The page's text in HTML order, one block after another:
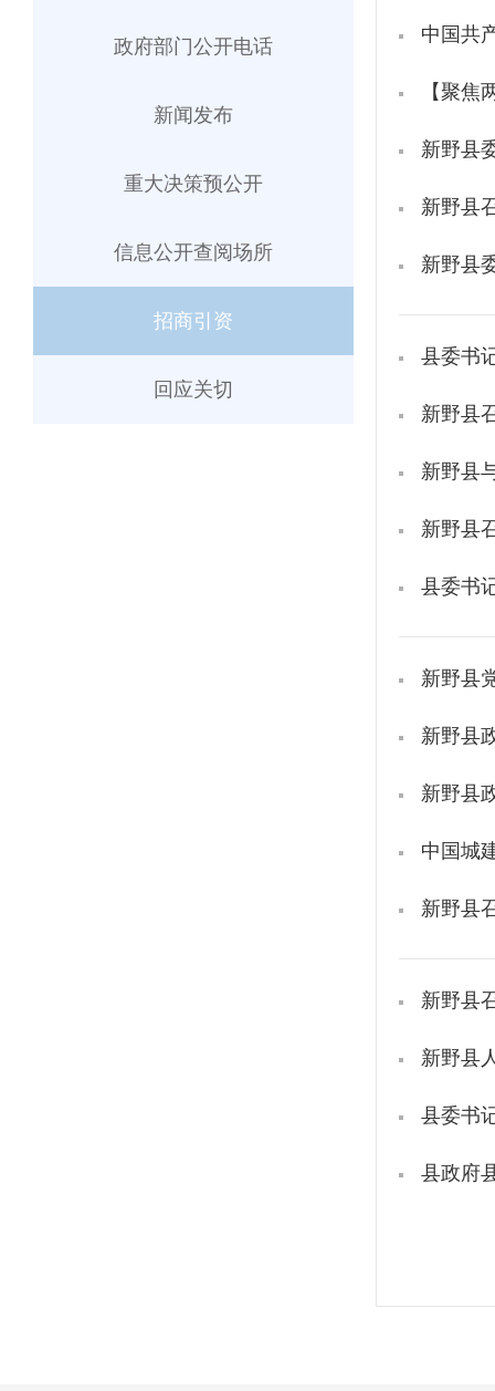
政府部门公开电话
新闻发布
重大决策预公开
信息公开查阅场所
招商引资
回应关切
中国共
【聚
新野县
新野县
新野县
县委书
新野县
新野县
新野县
县委书
新野县
新野县
新野县
中国城
新野县
新野县
新野县
县委书
县政府